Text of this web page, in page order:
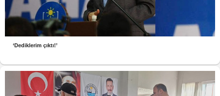
‘Dediklerim çıktı!’